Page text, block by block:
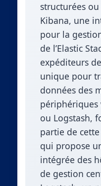
structurées
Kibana, une
pour la
de l’Elastic
expéditeurs
unique pour
données des
périphériques
ou Logstash,
partie de
qui propose
intégrée des
de gestion